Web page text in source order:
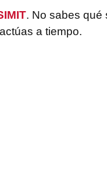
. No sabes qué
a tiempo.